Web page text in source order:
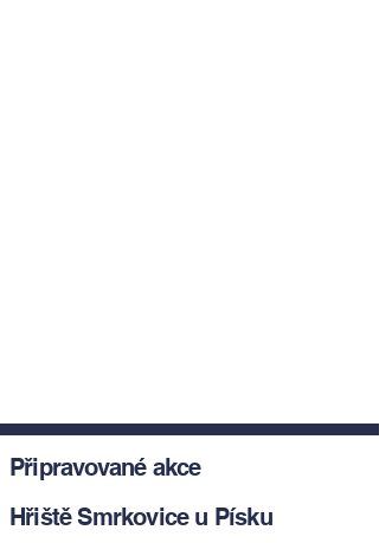
Připravované akce
Hřiště Smrkovice u Písku